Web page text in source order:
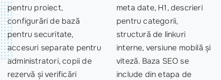
pentru proiect,
configurări de bază
pentru securitate,
accesuri separate pentru
administratori, copii de
rezervă și verificări
meta date, H1, descrieri
pentru categorii,
structură de linkuri
interne, versiune mobilă și
viteză. Baza SEO se
include din etapa de